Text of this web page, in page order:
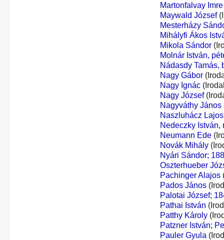
Martonfalvay Imre
Maywald József
Mesterházy
Mihályfi Ákos
Mikola Sándor
Molnár István,
Nádasdy Tamás,
Nagy Gábor
Nagy Ignác
Nagy József
Nagyváthy János
Naszluhácz Lajos
Nedeczky István,
Neumann Ede
Novák Mihály
Nyári Sándor;
Oszterhueber
Pachinger Alajos
Pados János
Palotai József;
Pathai István
Patthy Károly
Patzner István;
Pauler Gyula